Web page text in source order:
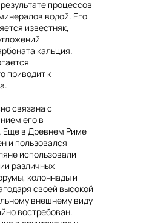
процессов
водой. Его
известняк,
кальция.
приводит к
связана с
его в
Еще в Древнем Риме
и пользовался
использовали
различных
колоннады и
своей высокой
внешнему виду
востребован.